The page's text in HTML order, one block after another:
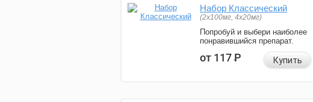
Набор Классический
(2x100мг, 4x20мг)
Попробуй и выбери наиболее
понравившийся препарат.
от 117Р Купить